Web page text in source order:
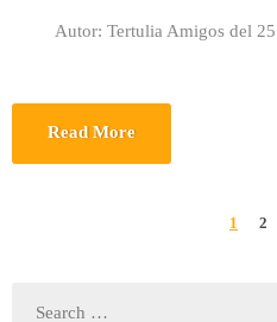
Autor: Tertulia Amigos del
Read More
1 2